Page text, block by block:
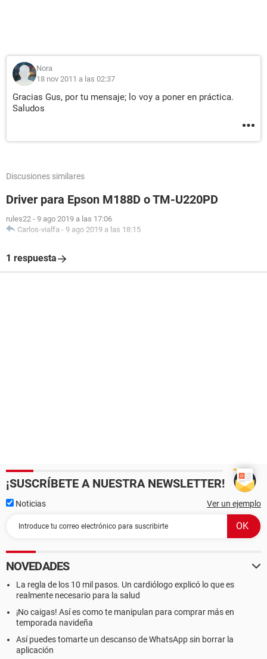
Nora
18 nov 2011 a las 02:37
Gracias Gus, por tu mensaje; lo voy a poner en práctica.
Saludos
Discusiones similares
Driver para Epson M188D o TM-U220PD
rules22 - 9 ago 2019 a las 17:06
Carlos-vialfa - 9 ago 2019 a las 18:15
1 respuesta
¡SUSCRÍBETE A NUESTRA NEWSLETTER!
Noticias Ver un ejemplo
NOVEDADES
La regla de los 10 mil pasos. Un cardiólogo explicó lo que es
realmente necesario para la salud
¡No caigas! Así es como te manipulan para comprar más en
temporada navideña
Así puedes tomarte un descanso de WhatsApp sin borrar la
aplicación